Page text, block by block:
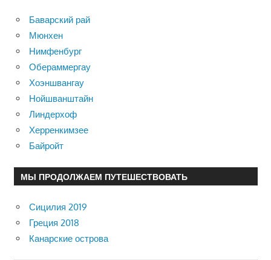
Баварский рай
Мюнхен
Нимфенбург
Обераммергау
Хоэншвангау
Нойшванштайн
Линдерхоф
Херренкимзее
Байройт
МЫ ПРОДОЛЖАЕМ ПУТЕШЕСТВОВАТЬ
Сицилия 2019
Греция 2018
Канарские острова